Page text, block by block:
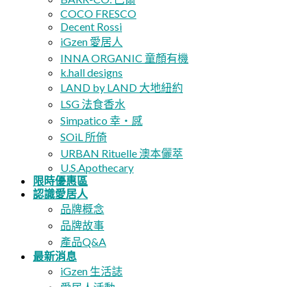
COCO FRESCO
Decent Rossi
iGzen 愛居人
INNA ORGANIC 童顏有機
k.hall designs
LAND by LAND 大地紐約
LSG 法食香水
Simpatico 幸・感
SOiL 所倚
URBAN Rituelle 澳本儷萃
U.S.Apothecary
限時優惠區
認識愛居人
品牌概念
品牌故事
產品Q&A
最新消息
iGzen 生活誌